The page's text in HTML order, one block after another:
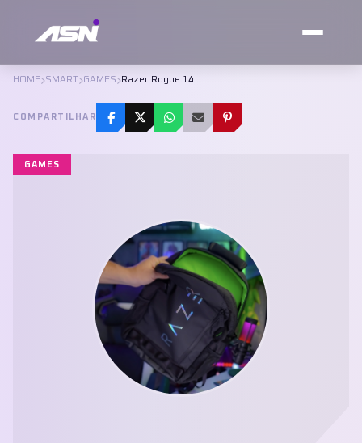
HOME SMART GAMES Razer Rogue 14
COMPARTILHAR
GAMES